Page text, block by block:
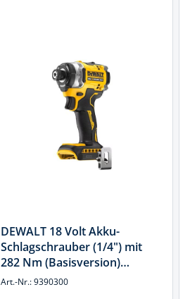
DEWALT 18 Volt Akku-
Schlagschrauber (1/4") mit
282 Nm (Basisversion)
DCF860NT-XJ
Art.-Nr.: 9390300